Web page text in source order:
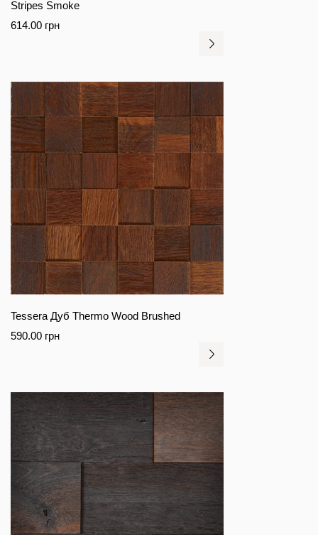
Stripes Smoke
614.00 грн
Tessera Дуб Thermo Wood Brushed
590.00 грн